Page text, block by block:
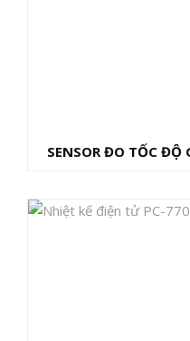
SENSOR ĐO TỐC ĐỘ